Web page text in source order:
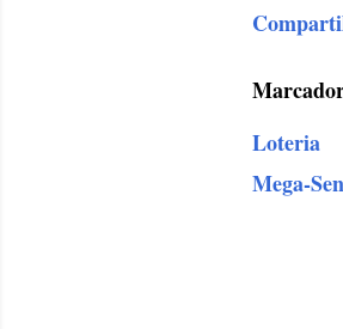
Loteria
Mega-